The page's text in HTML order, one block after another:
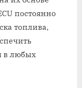
постоянно
топлива,
в любых